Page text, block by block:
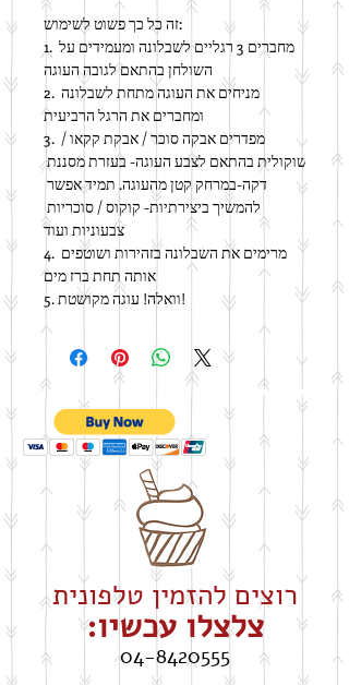
זה כל כך פשוט לשימוש:
1. מחברים 3 רגליים לשבלונה ומעמידים על
השולחן בהתאם לגובה העוגה
2. מניחים את העוגה מתחת לשבלונה
ומחברים את הרגל הרביעית
3. מפדרים אבקה סוכר / אבקת קקאו /
שוקולית בהתאם לצבע העוגה- בעזרת מסננת
צבעוניות ועוד
4. מרימים את השבלונה בזהירות ושוטפים
אותה תחת ברז מים
5. וואלה! עוגה מקושטת!
רוצים להזמין טלפונית
צלצלו עכשיו:
04-8420555